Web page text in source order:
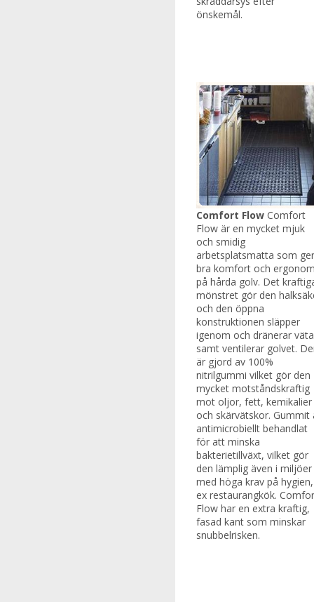
önskemål.
Comfort Flow Comfort
Flow är en mycket mjuk
och smidig
arbetsplatsmatta som ger
bra komfort och
på hårda golv. Det
mönstret gör den
och den öppna
konstruktionen släpper
igenom och dränerar väta
samt ventilerar golvet.
är gjord av 100%
nitrilgummi vilket gör den
mycket motståndskraftig
mot oljor, fett, kemikalier
och skärvätskor. Gummit
antimicrobiellt behandlat
för att minska
bakterietillväxt, vilket gör
den lämplig även i miljöer
med höga krav på
ex restaurangkök.
Flow har en extra kraftig,
fasad kant som minskar
snubbelrisken.